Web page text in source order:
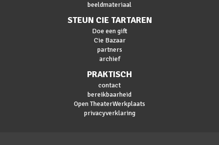
beeldmateriaal
STEUN CIE TARTAREN
Doe een gift
Cie Bazaar
partners
archief
PRAKTISCH
contact
bereikbaarheid
Open TheaterWerkplaats
privacyverklaring